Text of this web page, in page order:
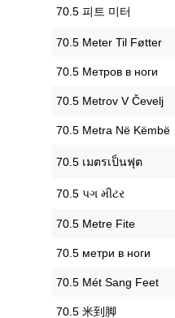
‎70.5 피트 미터
‎70.5 Meter Til Føtter
‎70.5 Метров в ноги
‎70.5 Metrov V Čevelj
‎70.5 Metra Në Këmbë
‎70.5 เมตรเป็นฟุต
‎70.5 પગ મીટર
‎70.5 Metre Fite
‎70.5 метри в ноги
‎70.5 Mét Sang Feet
‎70.5 米到脚